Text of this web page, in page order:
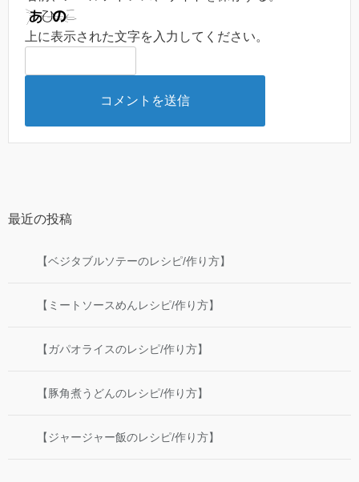
上に表示された文字を入力してください。
最近の投稿
【ベジタブルソテーのレシピ/作り方】
【ミートソースめんレシピ/作り方】
【ガパオライスのレシピ/作り方】
【豚角煮うどんのレシピ/作り方】
【ジャージャー飯のレシピ/作り方】